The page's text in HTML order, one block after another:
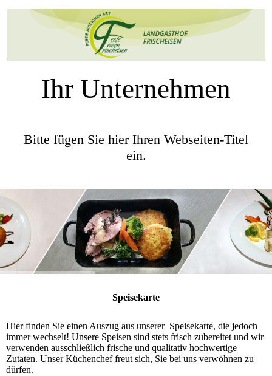
Ihr Unternehmen
Bitte fügen Sie hier Ihren Webseiten-Titel
ein.
Speisekarte
Hier finden Sie einen Auszug aus unserer Speisekarte, die jedoch
immer wechselt! Unsere Speisen sind stets frisch zubereitet und wir
verwenden ausschließlich frische und qualitativ hoch­wer­ti­ge
Zutaten. Unser Küchenchef freut sich, Sie bei uns verwöhnen zu
dürfen.